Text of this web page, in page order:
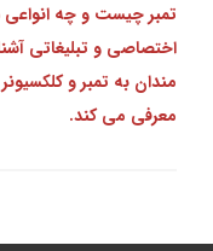
تمبر چیست و چه انواعی
اختصاصی و تبلیغاتی
مندان به تمبر و کلکسیونر
معرفی می‌ کند.